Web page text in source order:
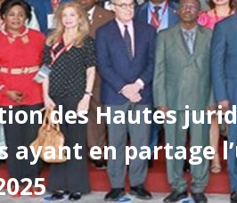
des Hautes
ayant en partage